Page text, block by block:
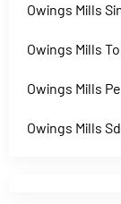
Owings Mills
Owings Mills
Owings Mills
Owings Mills